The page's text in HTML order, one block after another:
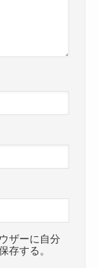
ザーに自分
存する。